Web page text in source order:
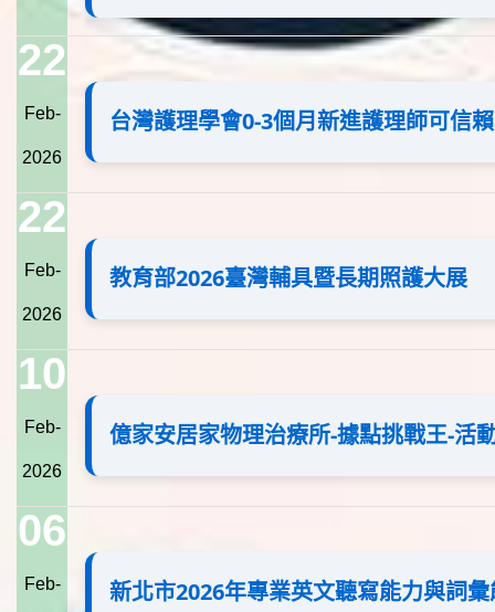
22
Feb-
2026
台灣護理學會0-3個月新進護理師可信
22
Feb-
2026
教育部2026臺灣輔具暨長期照護大展
10
Feb-
2026
億家安居家物理治療所-據點挑戰王-活
06
Feb- 新北市2026年專業英文聽寫能力與詞